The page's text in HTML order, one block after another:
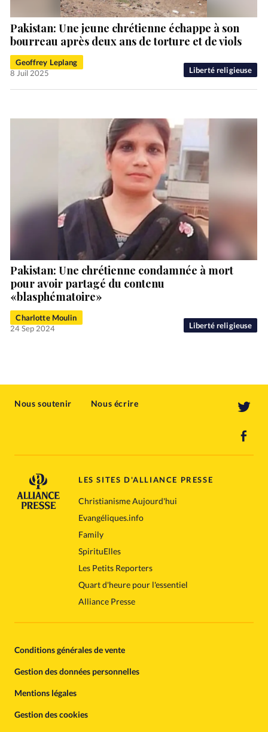
Liberté religieuse
Pakistan: Une jeune chrétienne échappe à son
bourreau après deux ans de torture et de viols
Geoffrey Leplang
8 Juil 2025
Liberté religieuse
Pakistan: Une chrétienne condamnée à mort
pour avoir partagé du contenu
«blasphématoire»
Charlotte Moulin
24 Sep 2024
Nous soutenir Nous écrire
LES SITES D'ALLIANCE PRESSE
Christianisme Aujourd'hui
Evangéliques.info
Family
SpirituElles
Les Petits Reporters
Quart d'heure pour l'essentiel
Alliance Presse
Conditions générales de vente
Gestion des données personnelles
Mentions légales
Gestion des cookies